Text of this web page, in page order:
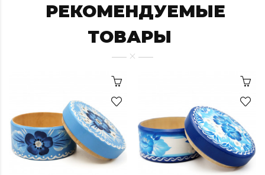
РЕКОМЕНДУЕМЫЕ
ТОВАРЫ